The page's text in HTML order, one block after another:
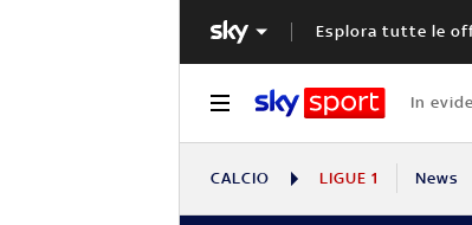
Esplora tutte le
In
CALCIO LIGUE 1 News